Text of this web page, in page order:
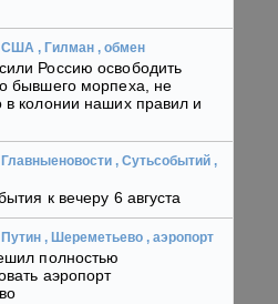
США , Гилман , обмен
Россию освободить
бывшего морпеха, не
в колонии наших правил и
Главныеновости , Сутьсобытий ,
к вечеру 6 августа
Путин , Шереметьево , аэропорт
полностью
аэропорт